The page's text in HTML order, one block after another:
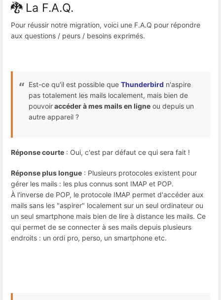
🐉 La F.A.Q.
Pour réussir notre migration, voici une F.A.Q pour répondre
aux questions / peurs / besoins exprimés.
Est-ce qu'il est possible que Thunderbird n'aspire
pas totalement les mails localement, mais bien de
pouvoiraccéder à mes mails en ligne ou depuis un
autre appareil ?
Réponse courte : Oui, c'est par défaut ce qui sera fait !
Réponse plus longue : Plusieurs protocoles existent pour
gérer les mails : les plus connus sont IMAP et POP.
À l'inverse de POP, le protocole IMAP permet d'accéder aux
mails sans les "aspirer" localement sur un seul ordinateur ou
un seul smartphone mais bien de lire à distance les mails. Ce
qui permet de se connecter à ses mails depuis plusieurs
endroits : un ordi pro, perso, un smartphone etc.